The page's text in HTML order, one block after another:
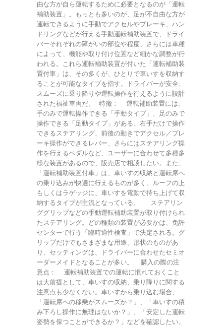
由な方が自ら運転するために必要となるのが「運転
補助装置」。もっとも多いのが、足が不自由な方が
運転できるように手動でアクセルやブレーキ、ハン
ドリングなどが行える手動運転補助装置で、ドライ
バーそれぞれの障がいの部位や程度、さらには車種
によって、機能や取り付け位置など細かな調整が行
われる。これら運転補助装置が付いた「運転補助装
置付車」は、その多くが、ひとりで車いすを収納す
ることが可能なタイプを指す。ドライバーが安全、
スムーズに乗り降りや運転操作を行えるように設計
された福祉車両だ。 特徴： 運転補助装置には、
手のみで運転操作できる「手動タイプ」、足のみで
操作できる「足動タイプ」がある。右手だけで操作
できるステアリング、前後の動きでアクセル／ブレ
ーキ操作ができるレバー、さらにはステアリング操
作を行えるペダルなど、ユーザーに合わせて多種多
様な装置があるので、販売店で相談したい。また、
「運転補助装置付車」は、車いすの収納と運転席へ
の乗り込みが快適に行えるものが多く、ルーフの上
もしくはラゲッジに、車いすを電動で持ち上げて収
納するタイプが主流となっている。 ステアリン
ググリップなどの手動運転補助装置が取り付けられ
たステアリング。どの種類の装置が必要かは、免許
センターで行う「臨時適性検査」で決定される。グ
リップだけでもさまざまな用途、形状のものがあ
り、セッティングは、ドライバーに合わせたセミオ
ーダーメイドとなることが多い。 購入の際の注
意点： 運転補助装置での運転に慣れておくこと
は大前提として、車いすの収納、乗り降りに関する
注意点も少なくない。車いすから乗り込む場合、
「運転席への移乗がスムーズか？」、「車いすの積
み下ろし操作に無理はないか？」、「安定した運転
姿勢を保つことができるか？」などを確認したい。